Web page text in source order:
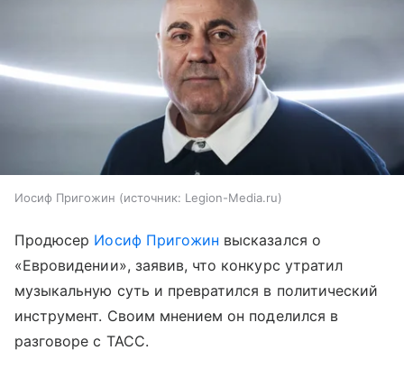
Иосиф Пригожин источник: Legion-Media.ru
Продюсер Иосиф Пригожин высказался о
«Евровидении», заявив, что конкурс утратил
музыкальную суть и превратился в политический
инструмент. Своим мнением он поделился в
разговоре с ТАСС.